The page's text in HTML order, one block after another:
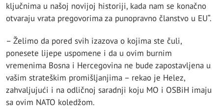
ključnima u našoj novijoj historiji, kada nam se konačno
otvaraju vrata pregovorima za punopravno članstvo u EU“.
– Želimo da pored svih izazova o kojima ste čuli,
ponesete lijepe uspomene i da u ovim burnim
vremenima Bosna i Hercegovina ne bude zapostavljena u
vašim strateškim promišljanjima – rekao je Helez,
zahvaljujući i na odličnoj saradnji koju MO i OSBiH imaju
sa ovim NATO koledžom.